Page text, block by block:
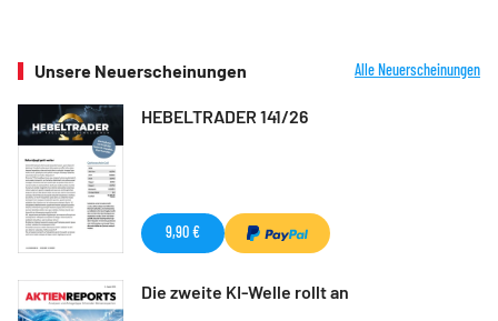
Unsere Neuerscheinungen Alle Neuerscheinungen
HEBELTRADER 141/26
9,90 €
Die zweite KI-Welle rollt an